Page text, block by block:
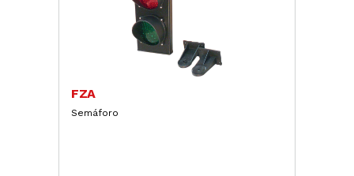
FZA
Semáforo